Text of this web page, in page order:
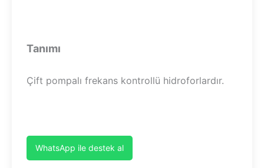
Tanımı
Çift pompalı frekans kontrollü hidroforlardır.
WhatsApp ile destek al